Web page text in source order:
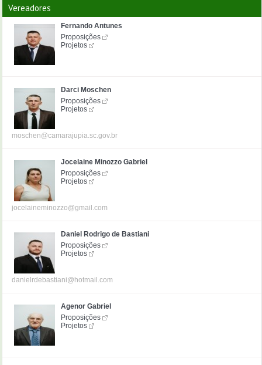
Vereadores
Fernando Antunes
Proposições
Projetos
Darci Moschen
Proposições
Projetos
moschen@camarajupia.sc.gov.br
Jocelaine Minozzo Gabriel
Proposições
Projetos
jocelaineminozzo@gmail.com
Daniel Rodrigo de Bastiani
Proposições
Projetos
danielrdebastiani@hotmail.com
Agenor Gabriel
Proposições
Projetos